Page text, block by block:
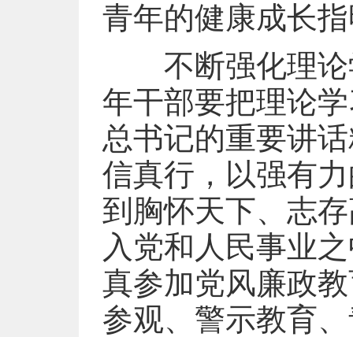
青年的健康成长
不断强化理论
年干部要把理论
总书记的重要讲
信真行，以强有
到胸怀天下、志
入党和人民事业
真参加党风廉政
参观、警示教育